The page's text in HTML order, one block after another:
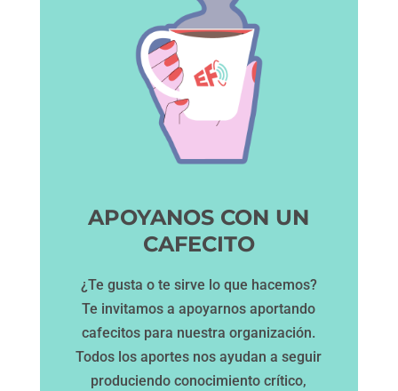
APOYANOS CON UN
CAFECITO
¿Te gusta o te sirve lo que hacemos?
Te invitamos a apoyarnos aportando
cafecitos para nuestra organización.
Todos los aportes nos ayudan a seguir
produciendo conocimiento crítico,